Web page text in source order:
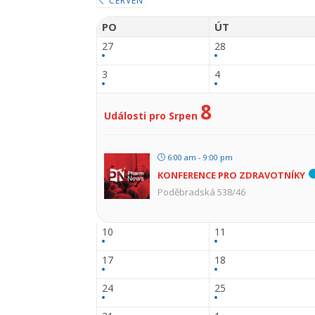
PO ÚT
27 28
3 4
Události pro Srpen 8
6:00 am - 9:00 pm
KONFERENCE PRO ZDRAVOTNÍKY
Poděbradská 538/46
10 11
17 18
24 25